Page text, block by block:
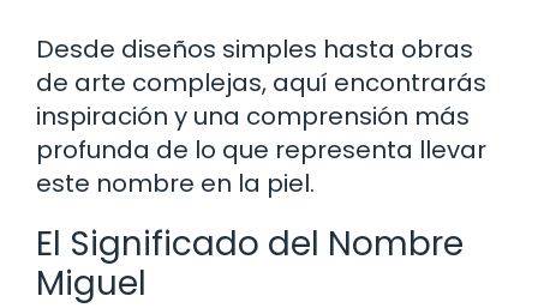
Desde diseños simples hasta obras
de arte complejas, aquí encontrarás
inspiración y una comprensión más
profunda de lo que representa llevar
este nombre en la piel.
El Significado del Nombre
Miguel